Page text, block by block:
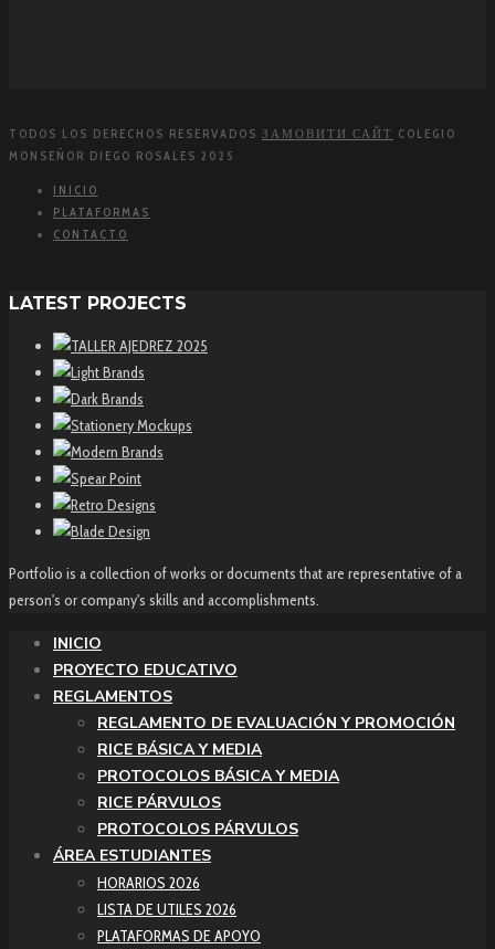
TODOS LOS DERECHOS RESERVADOS ЗАМОВИТИ САЙТ COLEGIO
MONSEÑOR DIEGO ROSALES 2025
INICIO
PLATAFORMAS
CONTACTO
LATEST PROJECTS
Portfolio is a collection of works or documents that are representative of a
person's or company's skills and accomplishments.
INICIO
PROYECTO EDUCATIVO
REGLAMENTOS
REGLAMENTO DE EVALUACIÓN Y PROMOCIÓN
RICE BÁSICA Y MEDIA
PROTOCOLOS BÁSICA Y MEDIA
RICE PÁRVULOS
PROTOCOLOS PÁRVULOS
ÁREA ESTUDIANTES
HORARIOS 2026
LISTA DE UTILES 2026
PLATAFORMAS DE APOYO